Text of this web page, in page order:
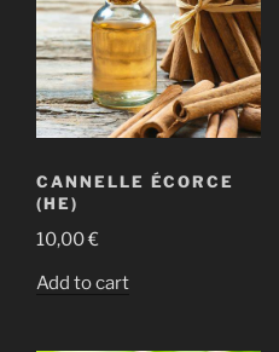
CANNELLE ÉCORCE
(HE)
10,00€
Add to cart